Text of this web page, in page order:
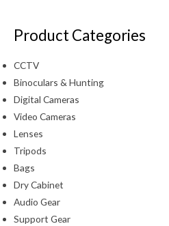
Product Categories
CCTV
Binoculars & Hunting
Digital Cameras
Video Cameras
Lenses
Tripods
Bags
Dry Cabinet
Audio Gear
Support Gear